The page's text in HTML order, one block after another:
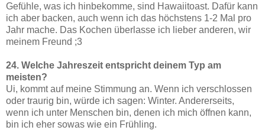
Gefühle, was ich hinbekomme, sind Hawaiitoast. Dafür kann
ich aber backen, auch wenn ich das höchstens 1-2 Mal pro
Jahr mache. Das Kochen überlasse ich lieber anderen, wir
meinem Freund ;3
24. Welche Jahreszeit entspricht deinem Typ am
meisten?
Ui, kommt auf meine Stimmung an. Wenn ich verschlossen
oder traurig bin, würde ich sagen: Winter. Andererseits,
wenn ich unter Menschen bin, denen ich mich öffnen kann,
bin ich eher sowas wie ein Frühling.